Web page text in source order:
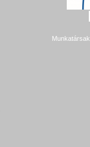
Munkatársak